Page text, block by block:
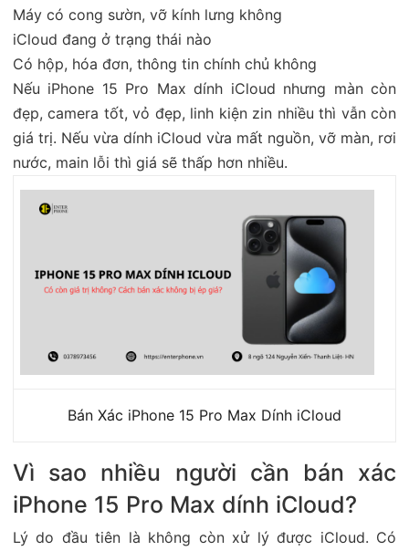
Máy có cong sườn, vỡ kính lưng không
iCloud đang ở trạng thái nào
Có hộp, hóa đơn, thông tin chính chủ không
Nếu iPhone 15 Pro Max dính iCloud nhưng màn còn
đẹp, camera tốt, vỏ đẹp, linh kiện zin nhiều thì vẫn còn
giá trị. Nếu vừa dính iCloud vừa mất nguồn, vỡ màn, rơi
nước, main lỗi thì giá sẽ thấp hơn nhiều.
Bán Xác iPhone 15 Pro Max Dính iCloud
Vì sao nhiều người cần bán xác
iPhone 15 Pro Max dính iCloud?
Lý do đầu tiên là không còn xử lý được iCloud. Có